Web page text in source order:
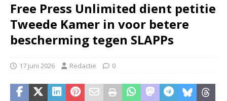
Free Press Unlimited dient petitie
Tweede Kamer in voor betere
bescherming tegen SLAPPs
17 juni 2026 Redactie 0